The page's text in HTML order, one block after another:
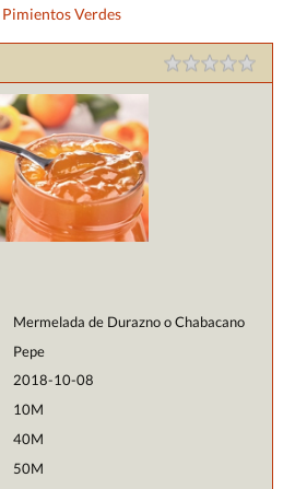
Pimientos Verdes
Mermelada de Durazno o Chabacano
Pepe
2018-10-08
10M
40M
50M